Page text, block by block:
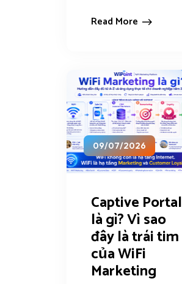
Read More
09/07/2026
Captive Portal
là gì? Vì sao
đây là trái tim
của WiFi
Marketing